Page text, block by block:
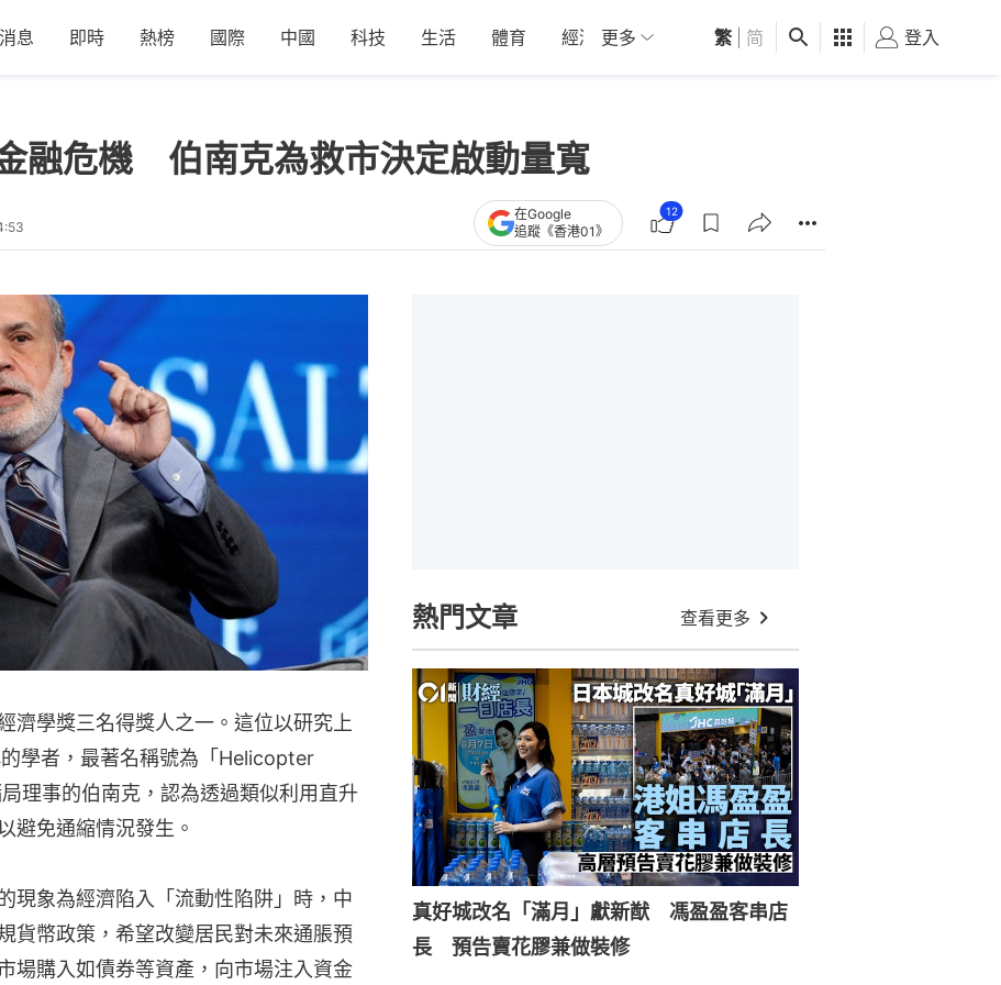
息 即時 熱榜 國際 中國 科技 生活 體育 經濟 01深圳 觀點 健康 好食玩飛
更多 繁 简 登入
融危機 伯南克為救市決定啟動量寬
在Google
追蹤《香港01》
12
濟學獎三名得獎人之一。這位以研究上
學者，最著名稱號為「Helicopter
理事的伯南克，認為透過類似利用直升
避免通縮情況發生。
現象為經濟陷入「流動性陷阱」時，中
貨幣政策，希望改變居民對未來通脹預
場購入如債券等資產，向市場注入資金
熱門文章 查看更多
真好城改名「滿月」獻新猷 馮盈盈客串店
長 預告賣花膠兼做裝修